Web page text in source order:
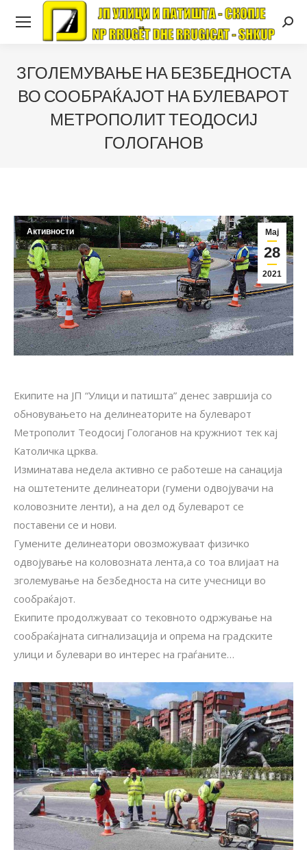
ЗГОЛЕМУВАЊЕ НА БЕЗБЕДНОСТА
ВО СООБРАЌАЈОТ НА БУЛЕВАРОТ
МЕТРОПОЛИТ ТЕОДОСИЈ
ГОЛОГАНОВ
Мај
28
2021
Активности
Екипите на ЈП “Улици и патишта” денес завршија со
обновувањето на делинеаторите на булеварот
Метрополит Теодосиј Гологанов на кружниот тек кај
Католичка црква.
Изминатава недела активно се работеше на санација
на оштетените делинеатори (гумени одвојувачи на
коловозните ленти), а на дел од булеварот се
поставени се и нови.
Гумените делинеатори овозможуваат физичко
одвојување на коловозната лента,а со тоа влијаат на
зголемување на безбедноста на сите учесници во
сообраќајот.
Екипите продолжуваат со тековното одржување на
сообраќајната сигнализација и опрема на градските
улици и булевари во интерес на граѓаните…